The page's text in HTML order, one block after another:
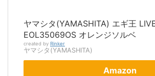
ヤマシタ(YAMASHITA) エギ王
EOL35069OS オレンジソルベ
created by Rinker
ヤマシタ(YAMASHITA)
Amazon